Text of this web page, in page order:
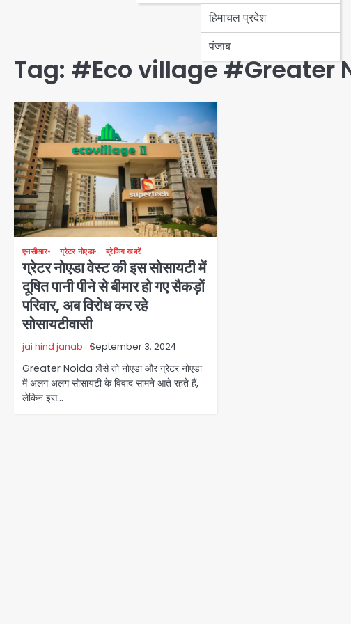
हिमाचल प्रदेश
पंजाब
Tag: #Eco village #Greater
एनसीआर ग्रेटर नोएडा ब्रेकिंग खबरें
ग्रेटर नोएडा वेस्ट की इस सोसायटी में
दूषित पानी पीने से बीमार हो गए सैकड़ों
परिवार, अब विरोध कर रहे
सोसायटीवासी
jai hind janab September 3, 2024
Greater Noida :वैसे तो नोएडा और ग्रेटर नोएडा
में अलग अलग सोसायटी के विवाद सामने आते रहते हैं,
लेकिन इस…